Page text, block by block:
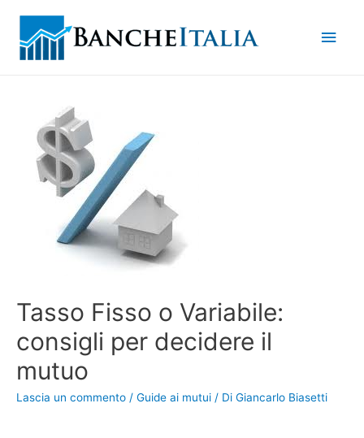
Tasso Fisso o Variabile:
consigli per decidere il
mutuo
Lascia un commento / Guide ai mutui / Di Giancarlo Biasetti